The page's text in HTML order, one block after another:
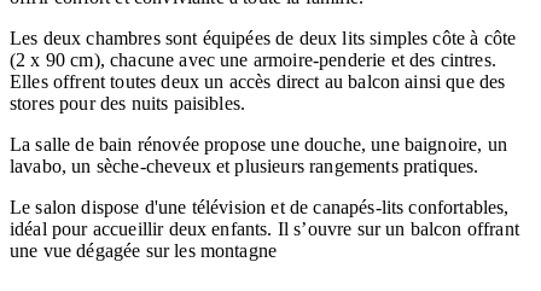
Les deux chambres sont équipées de deux lits simples côte à côte
(2 x 90 cm), chacune avec une armoire-penderie et des cintres.
Elles offrent toutes deux un accès direct au balcon ainsi que des
stores pour des nuits paisibles.
La salle de bain rénovée propose une douche, une baignoire, un
lavabo, un sèche-cheveux et plusieurs rangements pratiques.
Le salon dispose d'une télévision et de canapés-lits confortables,
idéal pour accueillir deux enfants. Il s’ouvre sur un balcon offrant
une vue dégagée sur les montagne